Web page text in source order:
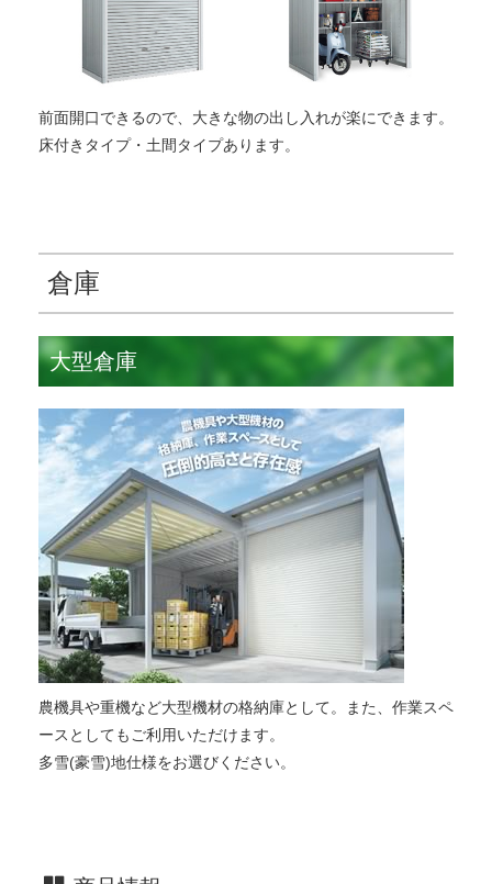
前面開口できるので、大きな物の出し入れが楽にできます。
床付きタイプ・土間タイプあります。
倉庫
大型倉庫
農機具や重機など大型機材の格納庫として。また、作業スペ
ースとしてもご利用いただけます。
多雪(豪雪)地仕様をお選びください。